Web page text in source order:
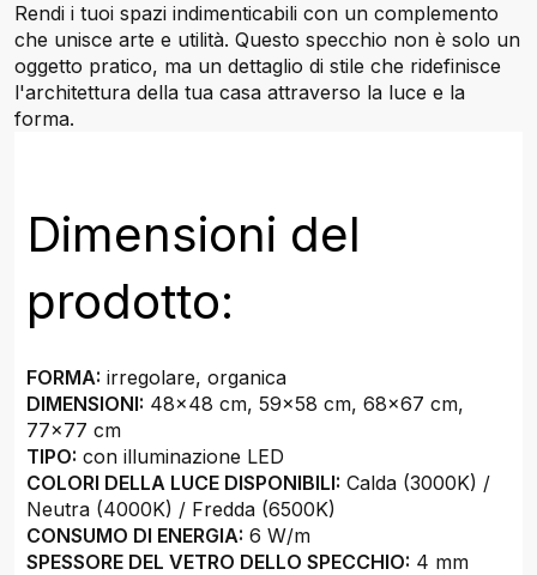
Rendi i tuoi spazi indimenticabili con un complemento
che unisce arte e utilità. Questo specchio non è solo un
oggetto pratico, ma un dettaglio di stile che ridefinisce
l'architettura della tua casa attraverso la luce e la
forma.
Dimensioni del
prodotto:
FORMA: irregolare, organica
DIMENSIONI: 48x48 cm, 59x58 cm, 68x67 cm,
77x77 cm
TIPO: con illuminazione LED
COLORI DELLA LUCE DISPONIBILI: Calda (3000K) /
Neutra (4000K) / Fredda (6500K)
CONSUMO DI ENERGIA: 6 W/m
SPESSORE DEL VETRO DELLO SPECCHIO: 4 mm